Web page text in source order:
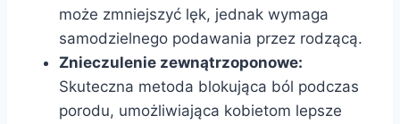
może zmniejszyć lęk, jednak wymaga
samodzielnego podawania przez rodzącą.
Znieczulenie zewnątrzoponowe:
Skuteczna metoda blokująca ból podczas
porodu, umożliwiająca kobietom lepsze